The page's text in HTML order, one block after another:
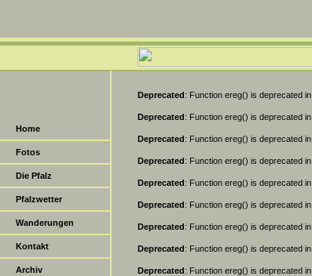
Home
Fotos
Die Pfalz
Pfalzwetter
Wanderungen
Kontakt
Archiv
Deprecated: Function ereg() is deprecated in
Deprecated: Function ereg() is deprecated in
Deprecated: Function ereg() is deprecated in
Deprecated: Function ereg() is deprecated in
Deprecated: Function ereg() is deprecated in
Deprecated: Function ereg() is deprecated in
Deprecated: Function ereg() is deprecated in
Deprecated: Function ereg() is deprecated in
Deprecated: Function ereg() is deprecated in